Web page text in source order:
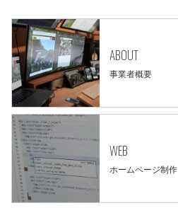
ABOUT
事業者概要
WEB
ホームページ制作